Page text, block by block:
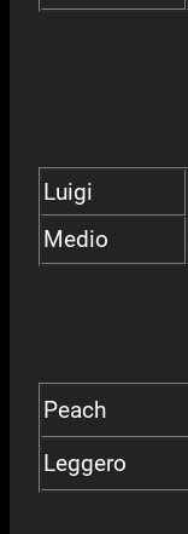
Luigi
Medio
Peach
Leggero